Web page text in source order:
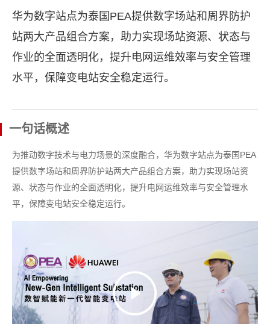
华为数字站点为泰国PEA提供数字场站和周界防护
站两大产品组合方案，助力实现场站资源、状态与
作业的全面透明化，提升电网运维效率与安全管理
水平，保障变电站安全稳定运行。
一句话概述
为推动数字技术与电力场景的深度融合，华为数字站点为泰国PEA
提供数字场站和周界防护站两大产品组合方案，助力实现场站资
源、状态与作业的全面透明化，提升电网运维效率与安全管理水
平，保障变电站安全稳定运行。